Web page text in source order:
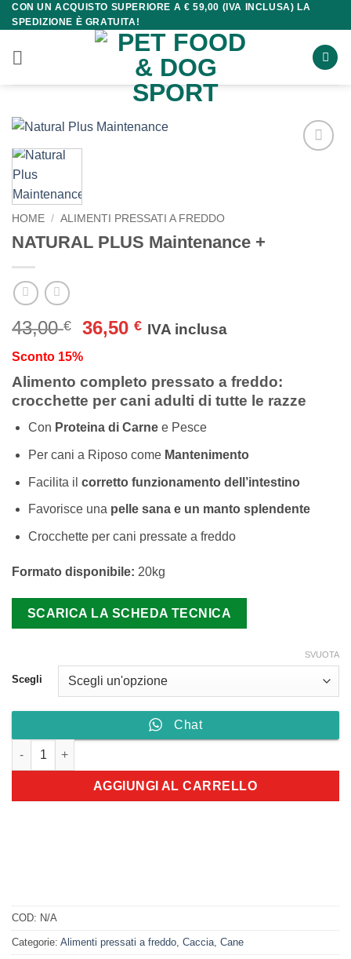
Salta
ai
contenuti
CON UN ACQUISTO SUPERIORE A € 59,00 (IVA INCLUSA) LA
SPEDIZIONE È GRATUITA!
HOME / ALIMENTI PRESSATI A FREDDO
NATURAL PLUS Maintenance +
43,00€
Il
originale
era:
43,00 €.
36,50€Il
è:
36,50 €.
IVA inclusa
Sconto 15%
Alimento completo pressato a freddo:
crocchette per cani adulti di tutte le razze
Con Proteina di Carnee Pesce
Per cani a Riposo come Mantenimento
Facilita il corretto funzionamento dell’intestino
Favorisce una pelle sana e un manto splendente
Crocchette per cani pressate a freddo
Formato disponibile: 20kg
Scegli
SVUOTA
Chat
NATURAL PLUS Maintenance + quantità
AGGIUNGI AL CARRELLO
COD: N/A
Categorie: Alimenti pressati a freddo Caccia Cane